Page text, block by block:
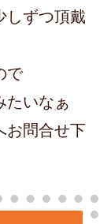
しずつ頂戴
で
たいなぁ
お問合せ下